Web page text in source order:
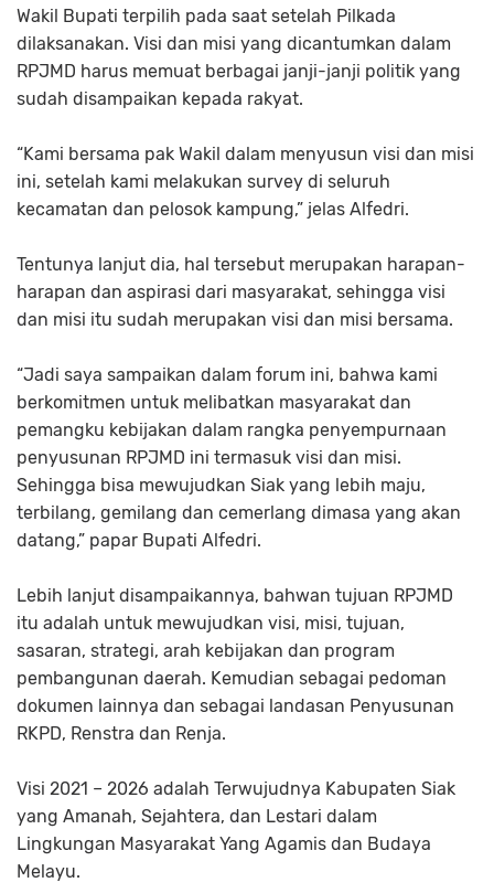
Wakil Bupati terpilih pada saat setelah Pilkada
dilaksanakan. Visi dan misi yang dicantumkan dalam
RPJMD harus memuat berbagai janji-janji politik yang
sudah disampaikan kepada rakyat.
“Kami bersama pak Wakil dalam menyusun visi dan misi
ini, setelah kami melakukan survey di seluruh
kecamatan dan pelosok kampung,” jelas Alfedri.
Tentunya lanjut dia, hal tersebut merupakan harapan-
harapan dan aspirasi dari masyarakat, sehingga visi
dan misi itu sudah merupakan visi dan misi bersama.
“Jadi saya sampaikan dalam forum ini, bahwa kami
berkomitmen untuk melibatkan masyarakat dan
pemangku kebijakan dalam rangka penyempurnaan
penyusunan RPJMD ini termasuk visi dan misi.
Sehingga bisa mewujudkan Siak yang lebih maju,
terbilang, gemilang dan cemerlang dimasa yang akan
datang,” papar Bupati Alfedri.
Lebih lanjut disampaikannya, bahwan tujuan RPJMD
itu adalah untuk mewujudkan visi, misi, tujuan,
sasaran, strategi, arah kebijakan dan program
pembangunan daerah. Kemudian sebagai pedoman
dokumen lainnya dan sebagai landasan Penyusunan
RKPD, Renstra dan Renja.
Visi 2021 – 2026 adalah Terwujudnya Kabupaten Siak
yang Amanah, Sejahtera, dan Lestari dalam
Lingkungan Masyarakat Yang Agamis dan Budaya
Melayu.